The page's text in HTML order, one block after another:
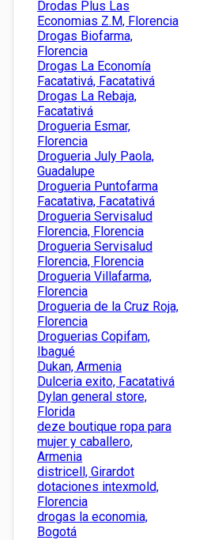
Drodas Plus Las
Economias Z.M, Florencia
Drogas Biofarma,
Florencia
Drogas La Economía
Facatativá, Facatativá
Drogas La Rebaja,
Facatativá
Drogueria Esmar,
Florencia
Drogueria July Paola,
Guadalupe
Drogueria Puntofarma
Facatativa, Facatativá
Drogueria Servisalud
Florencia, Florencia
Drogueria Servisalud
Florencia, Florencia
Drogueria Villafarma,
Florencia
Drogueria de la Cruz Roja,
Florencia
Droguerias Copifam,
Ibagué
Dukan, Armenia
Dulceria exito, Facatativá
Dylan general store,
Florida
deze boutique ropa para
mujer y caballero,
Armenia
districell, Girardot
dotaciones intexmold,
Florencia
drogas la economia,
Bogotá